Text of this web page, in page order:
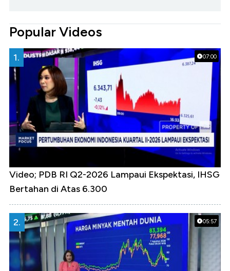
Popular Videos
07:00
1.
Video; PDB RI Q2-2026 Lampaui Ekspektasi, IHSG
Bertahan di Atas 6.300
05:57
2.